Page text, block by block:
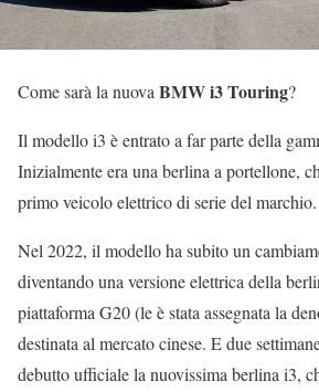
Come sarà la nuovaBMW i3 Touring?
Il modello i3 è entrato a far parte della
Inizialmente era una berlina a portellone,
primo veicolo elettrico di serie del marchio.
Nel 2022, il modello ha subito un
diventando una versione elettrica della
piattaforma G20 (le è stata assegnata la
destinata al mercato cinese. E due
debutto ufficiale la nuovissima berlina i3,